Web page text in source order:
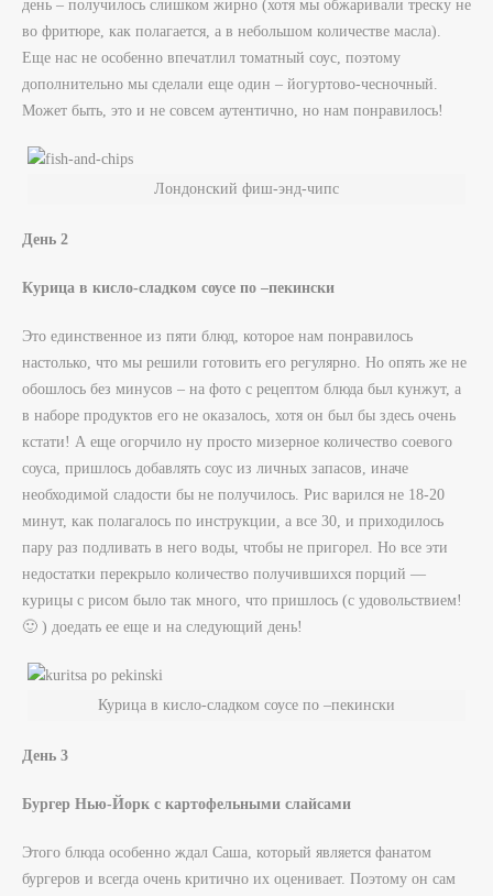
день – получилось слишком жирно (хотя мы обжаривали треску не
во фритюре, как полагается, а в небольшом количестве масла).
Еще нас не особенно впечатлил томатный соус, поэтому
дополнительно мы сделали еще один – йогуртово-чесночный.
Может быть, это и не совсем аутентично, но нам понравилось!
Лондонский фиш-энд-чипс
День 2
Курица в кисло-сладком соусе по –пекински
Это единственное из пяти блюд, которое нам понравилось
настолько, что мы решили готовить его регулярно. Но опять же не
обошлось без минусов – на фото с рецептом блюда был кунжут, а
в наборе продуктов его не оказалось, хотя он был бы здесь очень
кстати! А еще огорчило ну просто мизерное количество соевого
соуса, пришлось добавлять соус из личных запасов, иначе
необходимой сладости бы не получилось. Рис варился не 18-20
минут, как полагалось по инструкции, а все 30, и приходилось
пару раз подливать в него воды, чтобы не пригорел. Но все эти
недостатки перекрыло количество получившихся порций —
курицы с рисом было так много, что пришлось (с удовольствием!
🙂 ) доедать ее еще и на следующий день!
Курица в кисло-сладком соусе по –пекински
День 3
Бургер Нью-Йорк с картофельными слайсами
Этого блюда особенно ждал Саша, который является фанатом
бургеров и всегда очень критично их оценивает. Поэтому он сам